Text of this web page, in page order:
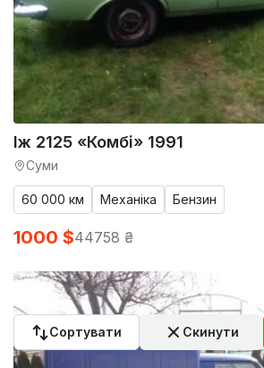
Іж 2125 «Комбі» 1991
Суми
60 000 км Механіка Бензин
1000 $44758 ₴
Сортувати Скинути